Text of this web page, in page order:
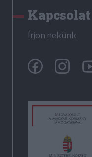
Kapcsolat
Írjon nekünk